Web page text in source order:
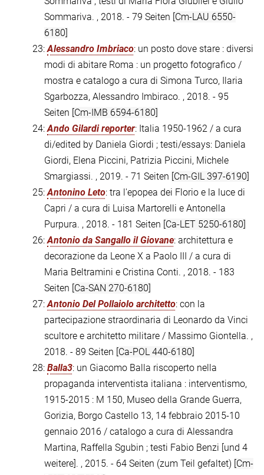
Sommariva. , 2018. - 79 Seiten [Cm-LAU 6550-
6180]
23:Alessandro Imbriaco: un posto dove stare : diversi
modi di abitare Roma : un progetto fotografico /
mostra e catalogo a cura di Simona Turco, Ilaria
Sgarbozza, Alessandro Imbiraco. , 2018. - 95
Seiten [Cm-IMB 6594-6180]
24:Ando Gilardi reporter: Italia 1950-1962 / a cura
di/edited by Daniela Giordi ; testi/essays: Daniela
Giordi, Elena Piccini, Patrizia Piccini, Michele
Smargiassi. , 2019. - 71 Seiten [Cm-GIL 397-6190]
25:Antonino Leto: tra l'epopea dei Florio e la luce di
Capri / a cura di Luisa Martorelli e Antonella
Purpura. , 2018. - 181 Seiten [Ca-LET 5250-6180]
26:Antonio da Sangallo il Giovane: architettura e
decorazione da Leone X a Paolo III / a cura di
Maria Beltramini e Cristina Conti. , 2018. - 183
Seiten [Ca-SAN 270-6180]
27:Antonio Del Pollaiolo architetto: con la
partecipazione straordinaria di Leonardo da Vinci
scultore e architetto militare / Massimo Giontella. ,
2018. - 89 Seiten [Ca-POL 440-6180]
28: Balla3: un Giacomo Balla riscoperto nella
propaganda interventista italiana : interventismo,
1915-2015 : M 150, Museo della Grande Guerra,
Gorizia, Borgo Castello 13, 14 febbraio 2015-10
gennaio 2016 / catalogo a cura di Alessandra
Martina, Raffella Sgubin ; testi Fabio Benzi [und 4
weitere]. , 2015. - 64 Seiten (zum Teil gefaltet) [Cm-